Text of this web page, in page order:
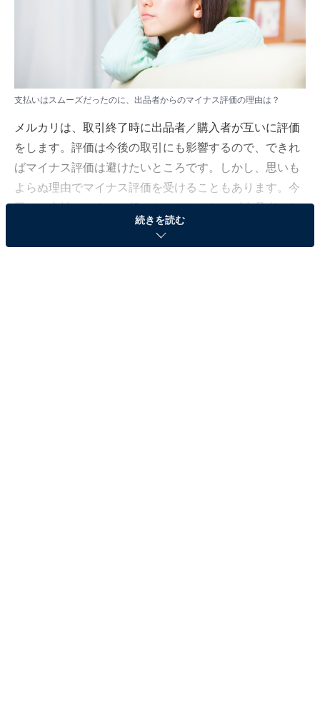
支払いはスムーズだったのに、出品者からのマイナス評価の理由は？
メルカリは、取引終了時に出品者／購入者が互いに評価
をします。評価は今後の取引にも影響するので、できれ
ばマイナス評価は避けたいところです。しかし、思いも
よらぬ理由でマイナス評価を受けることもあります。今
回は、支払いはすぐに行ったにもかかわらず出品者から
マイナス評価を受けてしまった理由について解説してい
きましょう。
続きを読む